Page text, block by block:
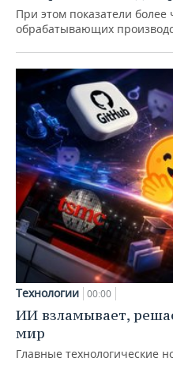
При этом показатели
обрабатывающих
Технологии 00:00
ИИ взламывает,
мир
Главные технологические